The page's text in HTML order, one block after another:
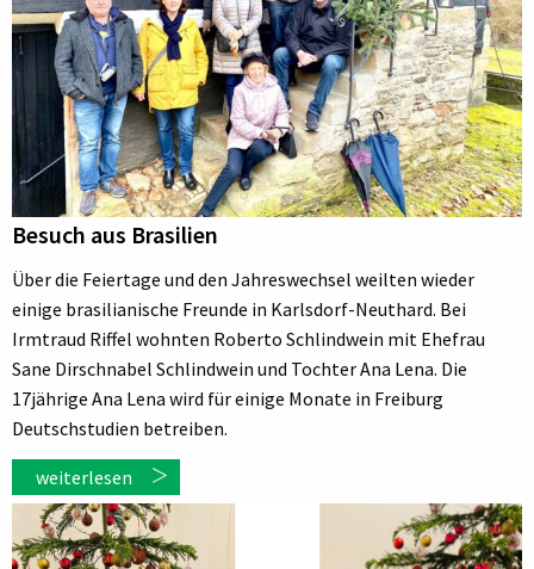
Besuch aus Brasilien
Über die Feiertage und den Jahreswechsel weilten wieder
einige brasilianische Freunde in Karlsdorf-Neuthard. Bei
Irmtraud Riffel wohnten Roberto Schlindwein mit Ehefrau
Sane Dirschnabel Schlindwein und Tochter Ana Lena. Die
17jährige Ana Lena wird für einige Monate in Freiburg
Deutschstudien betreiben.
weiterlesen